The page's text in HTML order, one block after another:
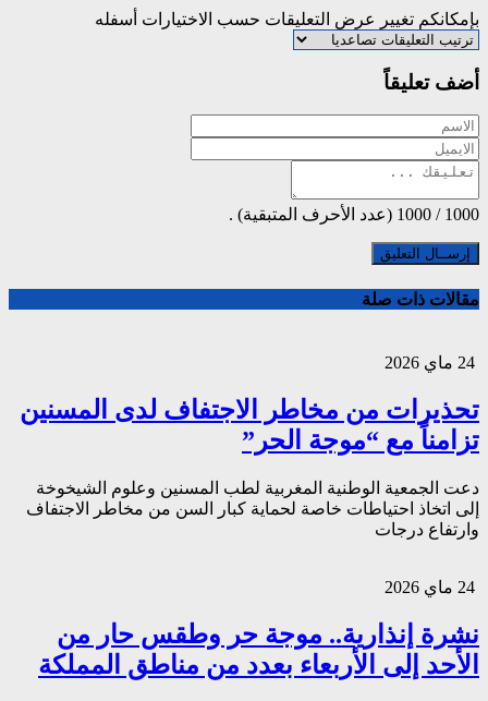
بإمكانكم تغيير عرض التعليقات حسب الاختيارات أسفله
أضف تعليقاً
1000
/
1000 (عدد الأحرف المتبقية) .
مقالات ذات صلة
تحذيرات من مخاطر الاجتفاف لدى المسنين
تزامناً مع “موجة الحر”
دعت الجمعية الوطنية المغربية لطب المسنين وعلوم الشيخوخة
إلى اتخاذ احتياطات خاصة لحماية كبار السن من مخاطر الاجتفاف
وارتفاع درجات
نشرة إنذارية.. موجة حر وطقس حار من
الأحد إلى الأربعاء بعدد من مناطق المملكة